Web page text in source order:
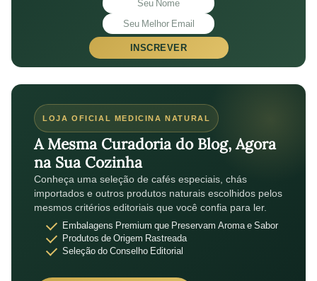
INSCREVER
LOJA OFICIAL MEDICINA NATURAL
A Mesma Curadoria do Blog, Agora
na Sua Cozinha
Conheça uma seleção de cafés especiais, chás
importados e outros produtos naturais escolhidos pelos
mesmos critérios editoriais que você confia para ler.
Embalagens Premium que Preservam Aroma e Sabor
Produtos de Origem Rastreada
Seleção do Conselho Editorial